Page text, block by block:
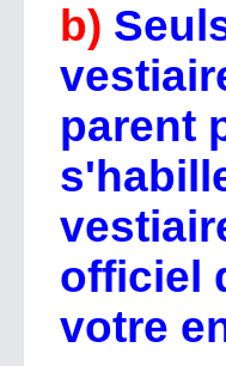
b)
parent
officiel
votre